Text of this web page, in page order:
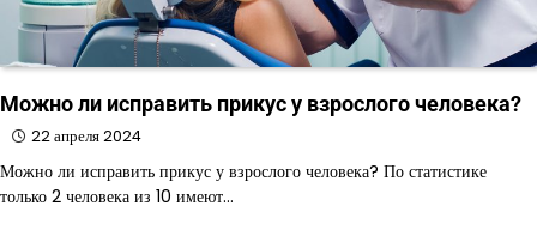
Можно ли исправить прикус у взрослого человека?
22 апреля 2024
Можно ли исправить прикус у взрослого человека? По статистике
только 2 человека из 10 имеют…